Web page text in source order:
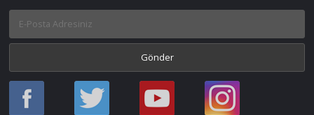
Haber
Oku
Haber
Oku
Bir
Haber
Bir
Haber